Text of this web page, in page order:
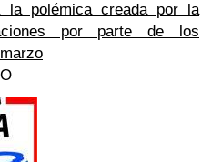
la polémica creada por la
por parte de los